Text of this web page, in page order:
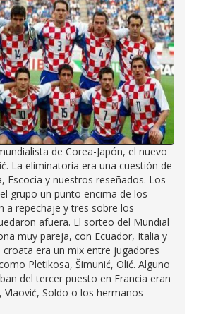
de Corea-Japón, el nuevo
La eliminatoria era una cuestión de
Escocia y nuestros reseñados. Los
grupo un punto encima de los
a repechaje y tres sobre los
afuera. El sorteo del Mundial
muy pareja, con Ecuador, Italia y
croata era un mix entre jugadores
Pletikosa, Šimunić, Olić. Alguno
del tercer puesto en Francia eran
Vlaović, Soldo o los hermanos